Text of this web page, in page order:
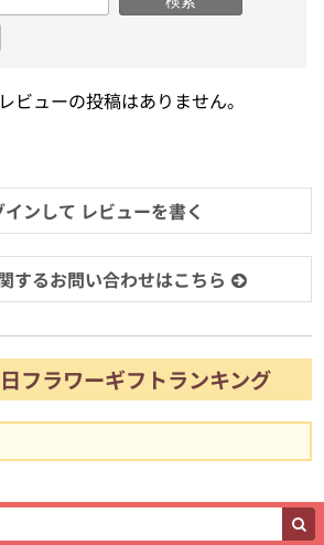
ビューの投稿はありません。
インして レビューを書く
するお問い合わせはこちら
フラワーギフトランキング